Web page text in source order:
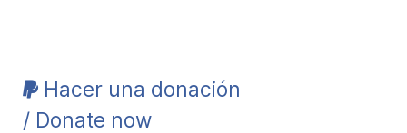
Hacer una donación
/ Donate now